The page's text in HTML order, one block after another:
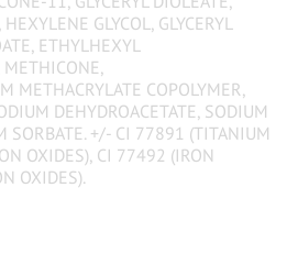
GLYCOL, GLYCERYL
ETHYLHEXYL
METHACRYLATE COPOLYMER,
DEHYDROACETATE, SODIUM
SORBATE. +/- CI 77891 (TITANIUM
OXIDES), CI 77492 (IRON
OXIDES).